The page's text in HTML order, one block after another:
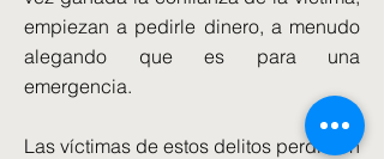
empiezan a pedirle dinero, a menudo
alegando que es para una
emergencia.
Las víctimas de estos delitos perdieron